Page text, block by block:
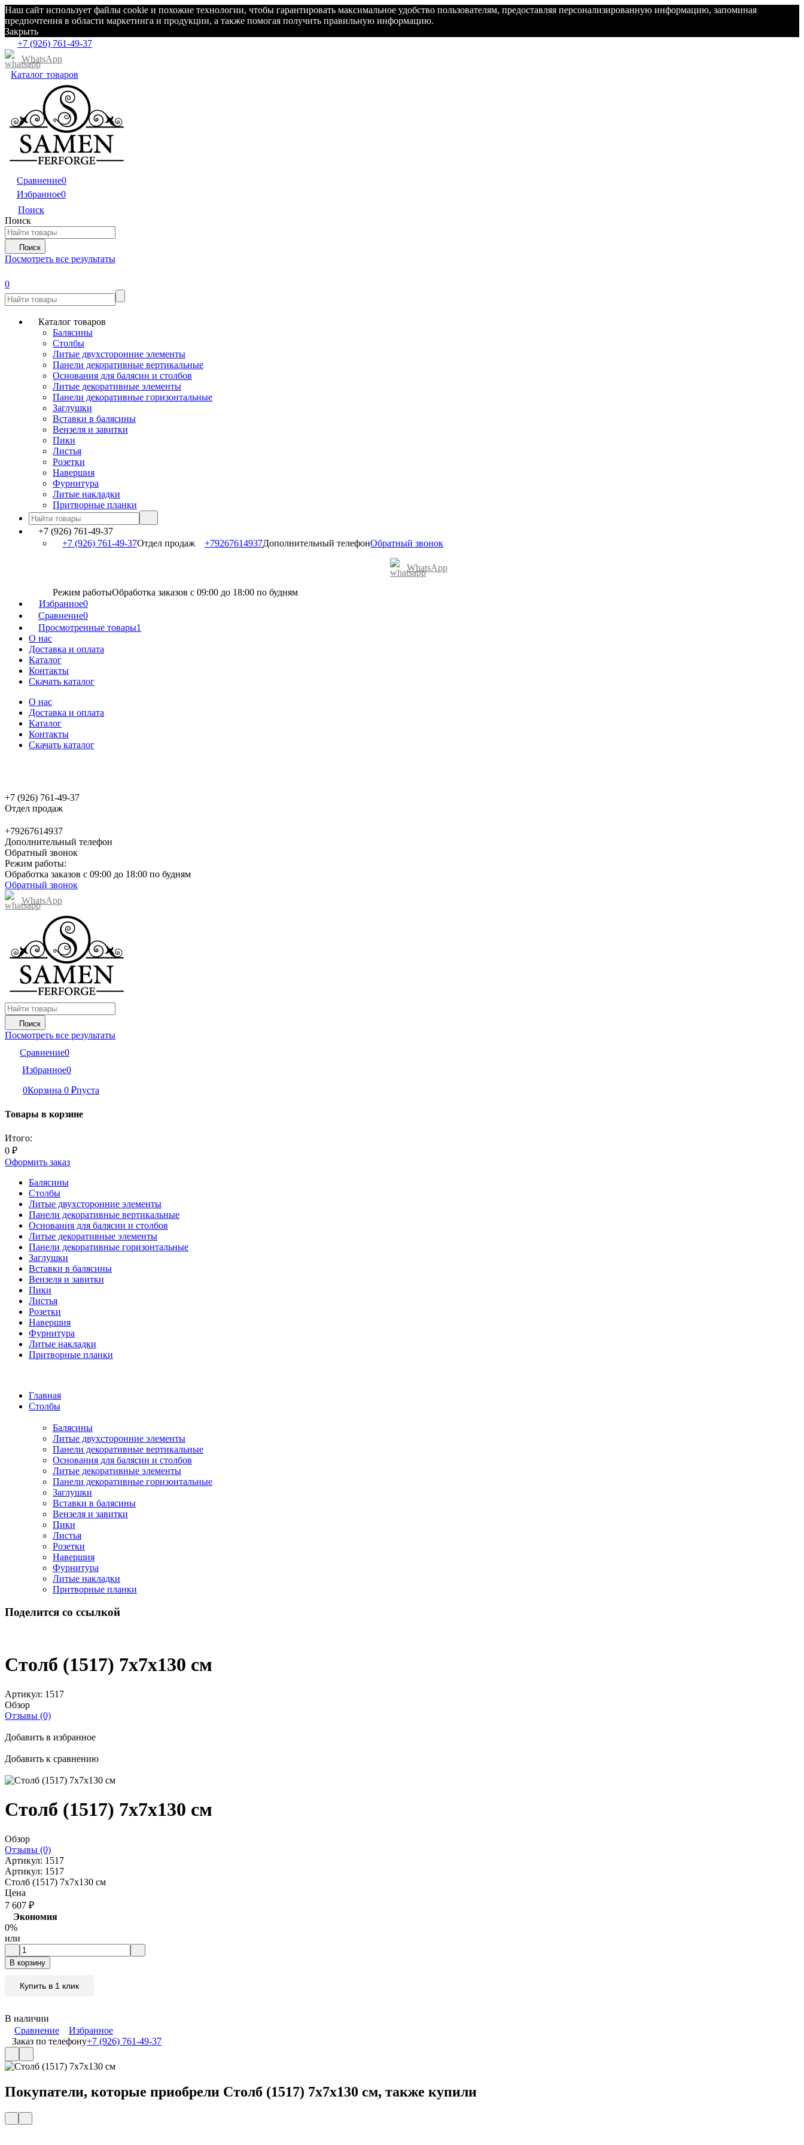
Наш сайт использует файлы cookie и похожие технологии, чтобы гарантировать максимальное удобство пользователям, предоставляя персонализированную информацию, запоминая
предпочтения в области маркетинга и продукции, а также помогая получить правильную информацию.
Закрыть
+7 (926) 761-49-37
WhatsApp
Каталог товаров
Сравнение0
Избранное0
Поиск
Поиск
Поиск
Посмотреть все результаты
0
Каталог товаров
Балясины
Столбы
Литые двухсторонние элементы
Панели декоративные вертикальные
Основания для балясин и столбов
Литые декоративные элементы
Панели декоративные горизонтальные
Заглушки
Вставки в балясины
Вензеля и завитки
Пики
Листья
Розетки
Навершия
Фурнитура
Литые накладки
Притворные планки
+7 (926) 761-49-37
+7 (926) 761-49-37Отдел продаж +79267614937Дополнительный телефонОбратный звонок
WhatsApp
Режим работыОбработка заказов с 09:00 до 18:00 по будням
Избранное0
Сравнение0
Просмотренные товары1
О нас
Доставка и оплата
Каталог
Контакты
Скачать каталог
О нас
Доставка и оплата
Каталог
Контакты
Скачать каталог
+7 (926) 761-49-37
Отдел продаж
+79267614937
Дополнительный телефон
Обратный звонок
Режим работы:
Обработка заказов с 09:00 до 18:00 по будням
Обратный звонок
WhatsApp
Поиск
Посмотреть все результаты
Сравнение0
Избранное0
0Корзина 0 ₽пуста
Товары в корзине
Итого:
0 ₽
Оформить заказ
Балясины
Столбы
Литые двухсторонние элементы
Панели декоративные вертикальные
Основания для балясин и столбов
Литые декоративные элементы
Панели декоративные горизонтальные
Заглушки
Вставки в балясины
Вензеля и завитки
Пики
Листья
Розетки
Навершия
Фурнитура
Литые накладки
Притворные планки
Главная
Столбы
Балясины
Литые двухсторонние элементы
Панели декоративные вертикальные
Основания для балясин и столбов
Литые декоративные элементы
Панели декоративные горизонтальные
Заглушки
Вставки в балясины
Вензеля и завитки
Пики
Листья
Розетки
Навершия
Фурнитура
Литые накладки
Притворные планки
Поделится со ссылкой
Столб (1517) 7x7x130 см
Артикул: 1517
Обзор
Отзывы (0)
Добавить в избранное
Добавить к сравнению
Столб (1517) 7x7x130 см
Обзор
Отзывы (0)
Артикул: 1517
Артикул: 1517
Столб (1517) 7x7x130 см
Цена
7 607 ₽
Экономия
0%
или
В корзину
Купить в 1 клик
В наличии
Сравнение
Избранное
Заказ по телефону+7 (926) 761-49-37
Покупатели, которые приобрели Столб (1517) 7x7x130 см, также купили